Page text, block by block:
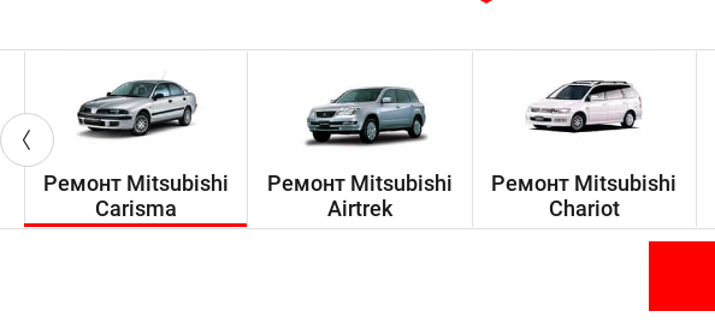
Ремонт Mitsubishi
Carisma
Ремонт Mitsubishi
Airtrek
Ремонт Mitsubishi
Chariot